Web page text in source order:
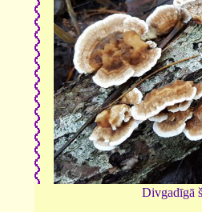
Divgadīgā